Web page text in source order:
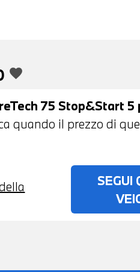
- SEDILI IN STOFFA
GIALLO FARO -
DI FINANZIAMENTO
favorite
75 Stop&Start
quando il prezzo di
SEGUI